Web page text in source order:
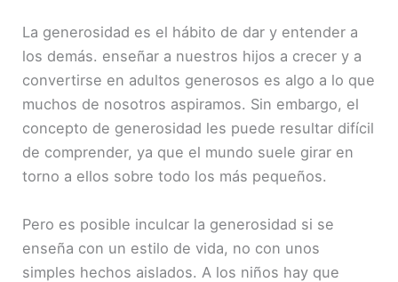
La generosidad es el hábito de dar y entender a
los demás. enseñar a nuestros hijos a crecer y a
convertirse en adultos generosos es algo a lo que
muchos de nosotros aspiramos. Sin embargo, el
concepto de generosidad les puede resultar difícil
de comprender, ya que el mundo suele girar en
torno a ellos sobre todo los más pequeños.
Pero es posible inculcar la generosidad si se
enseña con un estilo de vida, no con unos
simples hechos aislados. A los niños hay que